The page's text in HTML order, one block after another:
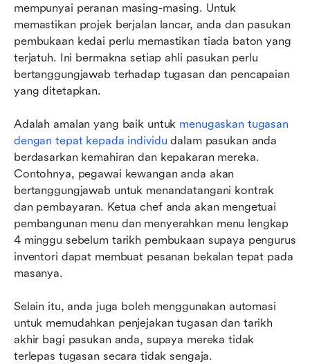
mempunyai peranan masing-masing. Untuk
memastikan projek berjalan lancar, anda dan pasukan
pembukaan kedai perlu memastikan tiada baton yang
terjatuh. Ini bermakna setiap ahli pasukan perlu
bertanggungjawab terhadap tugasan dan pencapaian
yang ditetapkan.
Adalah amalan yang baik untuk menugaskan tugasan
dengan tepat kepada individu dalam pasukan anda
berdasarkan kemahiran dan kepakaran mereka.
Contohnya, pegawai kewangan anda akan
bertanggungjawab untuk menandatangani kontrak
dan pembayaran. Ketua chef anda akan mengetuai
pembangunan menu dan menyerahkan menu lengkap
4 minggu sebelum tarikh pembukaan supaya pengurus
inventori dapat membuat pesanan bekalan tepat pada
masanya.
Selain itu, anda juga boleh menggunakan automasi
untuk memudahkan penjejakan tugasan dan tarikh
akhir bagi pasukan anda, supaya mereka tidak
terlepas tugasan secara tidak sengaja.